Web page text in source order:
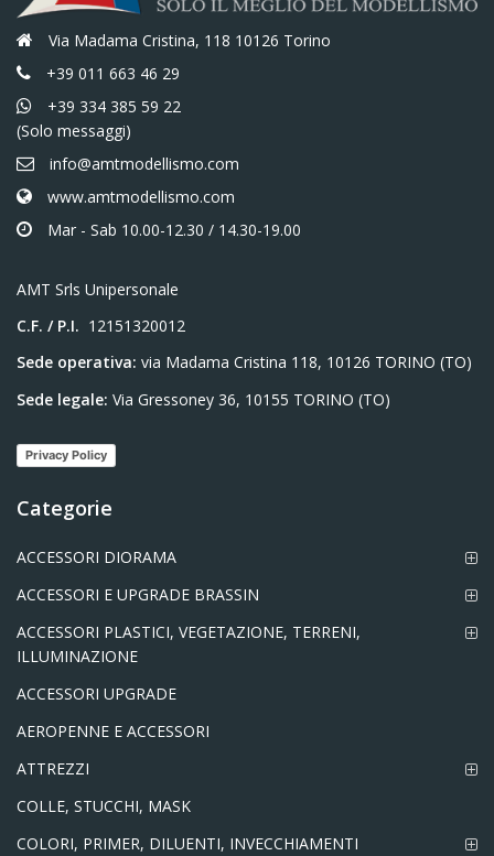
Via Madama Cristina, 118 10126 Torino
+39 011 663 46 29
+39 334 385 59 22
(Solo messaggi)
info@amtmodellismo.com
www.amtmodellismo.com
Mar - Sab 10.00-12.30 / 14.30-19.00
AMT Srls Unipersonale
C.F. / P.I. 12151320012
Sede operativa: via Madama Cristina 118, 10126 TORINO (TO)
Sede legale: Via Gressoney 36, 10155 TORINO (TO)
Privacy Policy
Categorie
ACCESSORI DIORAMA
ACCESSORI E UPGRADE BRASSIN
ACCESSORI PLASTICI, VEGETAZIONE, TERRENI,
ILLUMINAZIONE
ACCESSORI UPGRADE
AEROPENNE E ACCESSORI
ATTREZZI
COLLE, STUCCHI, MASK
COLORI, PRIMER, DILUENTI, INVECCHIAMENTI